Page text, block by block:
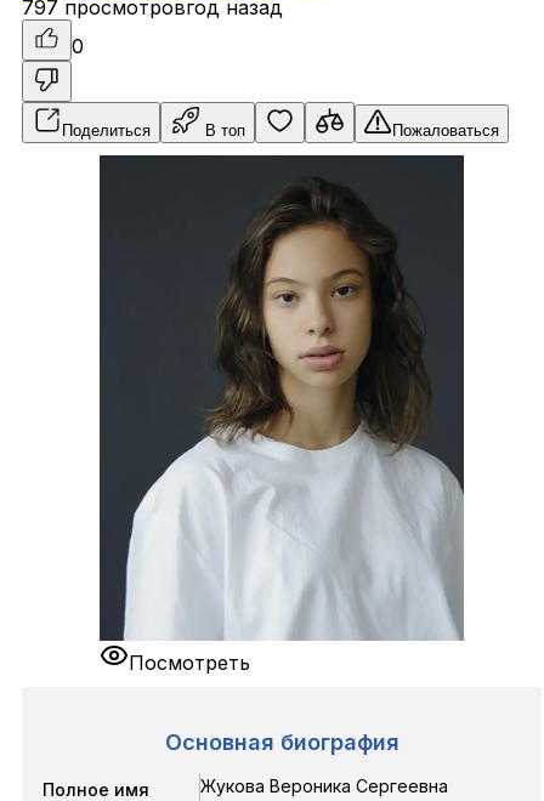
797 просмотровгод назад
0
Поделиться В топ Пожаловаться
Посмотреть
Основная биография
Полное имя Жукова Вероника Сергеевна